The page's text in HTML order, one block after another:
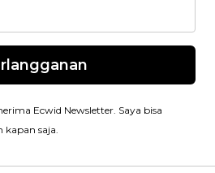
Ecwid Newsletter. Saya bisa
kapan saja.